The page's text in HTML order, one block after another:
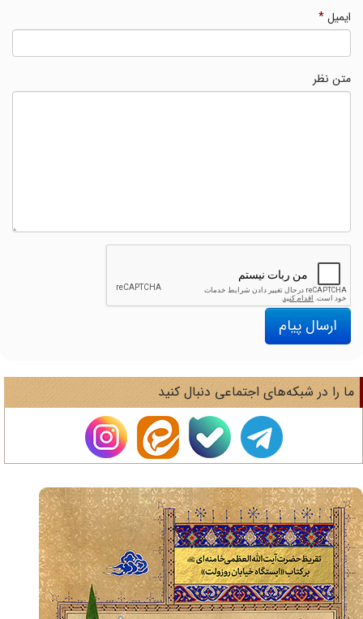
ایمیل*
متن نظر
ارسال پیام
را در شبکه‌های اجتماعی دنبال کنید